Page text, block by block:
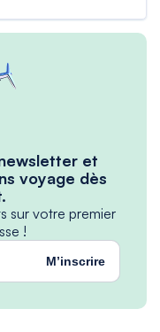
et
voyage dès
sur votre premier
!
M’inscrire